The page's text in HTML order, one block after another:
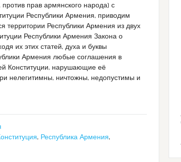
против прав армянского народа) с
Республики Армения, приводим
территории Республики Армения из двух
Республики Армения Закона о
их этих статей, духа и буквы
Армения любые соглашения в
Конституции, нарушающие её
нелегитимны, ничтожны, недопустимы и
, Республика Армения,